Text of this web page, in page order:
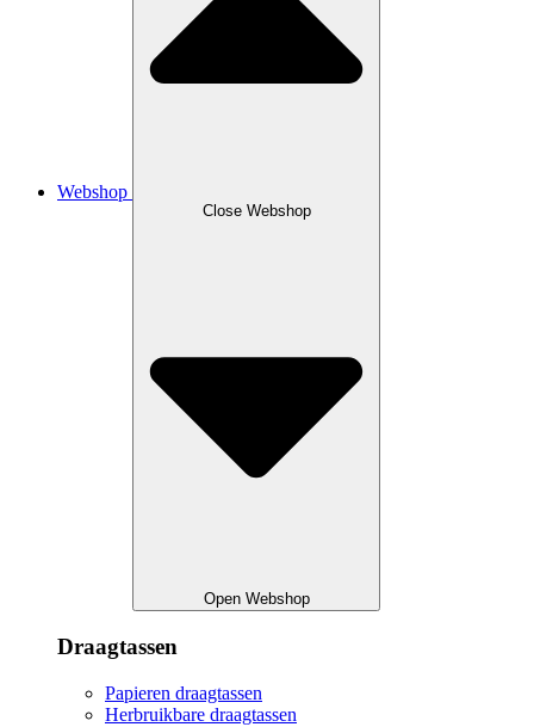
Webshop
Close Webshop
Open Webshop
Draagtassen
Papieren draagtassen
Herbruikbare draagtassen